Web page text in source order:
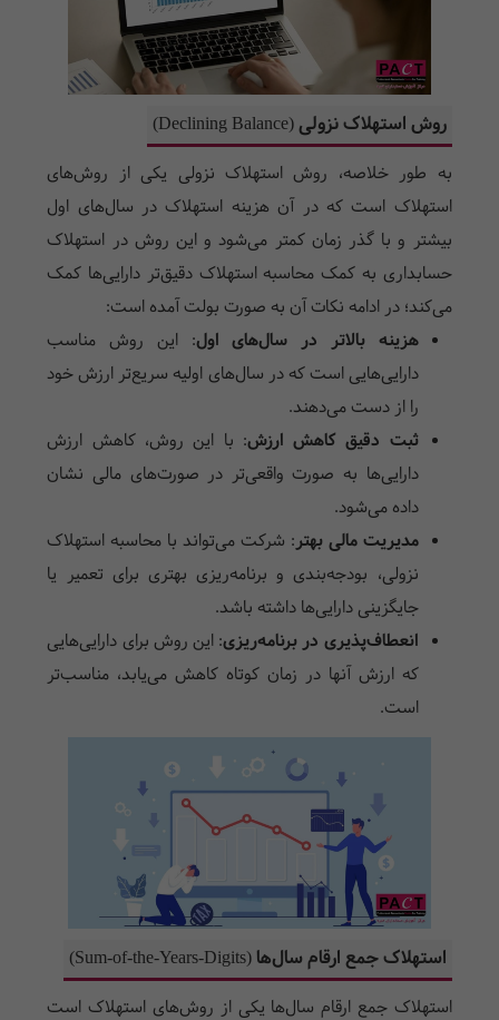
روش استهلاک نزولی (Declining Balance)
به طور خلاصه، روش استهلاک نزولی یکی از روش‌های
استهلاک است که در آن هزینه استهلاک در سال‌های اول
بیشتر و با گذر زمان کمتر می‌شود و این روش در استهلاک
حسابداری به کمک محاسبه استهلاک دقیق‌تر دارایی‌ها کمک
می‌کند؛ در ادامه نکات آن به صورت بولت آمده است:
هزینه بالاتر در سال‌های اول: این روش مناسب
دارایی‌هایی است که در سال‌های اولیه سریع‌تر ارزش خود
را از دست می‌دهند.
ثبت دقیق کاهش ارزش: با این روش، کاهش ارزش
دارایی‌ها به صورت واقعی‌تر در صورت‌های مالی نشان
داده می‌شود.
مدیریت مالی بهتر: شرکت می‌تواند با محاسبه استهلاک
نزولی، بودجه‌بندی و برنامه‌ریزی بهتری برای تعمیر یا
جایگزینی دارایی‌ها داشته باشد.
انعطاف‌پذیری در برنامه‌ریزی: این روش برای دارایی‌هایی
که ارزش آنها در زمان کوتاه کاهش می‌یابد، مناسب‌تر
است.
استهلاک جمع ارقام سال‌ها (Sum-of-the-Years-Digits
)
استهلاک جمع ارقام سال‌ها یکی از روش‌های استهلاک است